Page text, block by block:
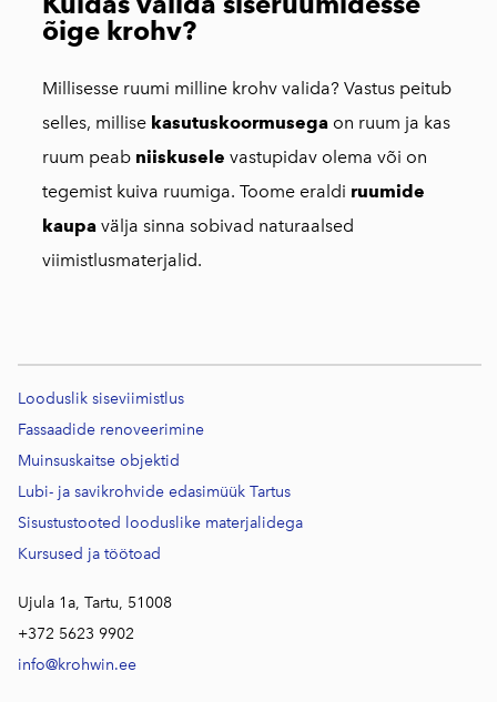
õige krohv?
Millisesse ruumi milline krohv valida? Vastus peitub
selles, millise kasutuskoormusega on ruum ja kas
ruum peab niiskusele vastupidav olema või on
tegemist kuiva ruumiga. Toome eraldi ruumide
kaupa välja sinna sobivad naturaalsed
viimistlusmaterjalid.
Looduslik siseviimistlus
Fassaadide renoveerimine
Muinsuskaitse objektid
Lubi- ja savikrohvide edasimüük Tartus
Sisustustooted looduslike materjalidega
Kursused ja töötoad
Ujula 1a, Tartu, 51008
+372 5623 9902
info@krohwin.ee